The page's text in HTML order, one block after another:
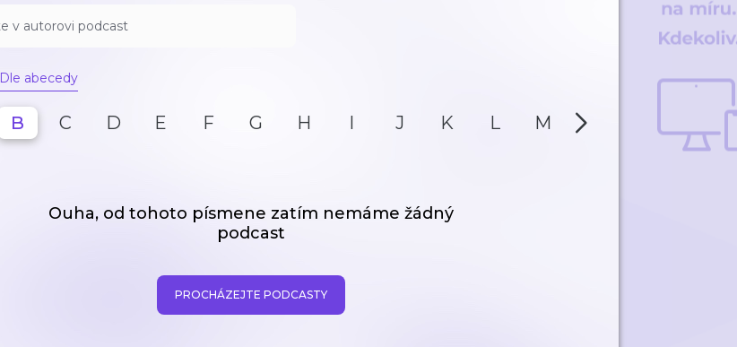
Dle abecedy
B C D E F G H I J K L M N
Ouha, od tohoto písmene zatím nemáme žádný
podcast
PROCHÁZEJTE PODCASTY